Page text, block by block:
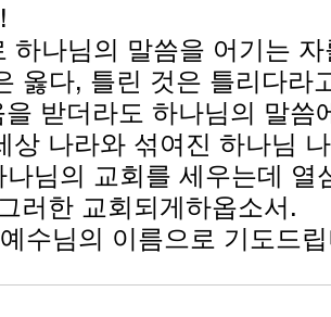
하나님의 말씀을 어기는 자
옳다, 틀린 것은 틀리다라
받더라도 하나님의 말씀
상 나라와 섞여진 하나님
님의 교회를 세우는데 열
러한 교회되게하옵소서.
수님의 이름으로 기도드